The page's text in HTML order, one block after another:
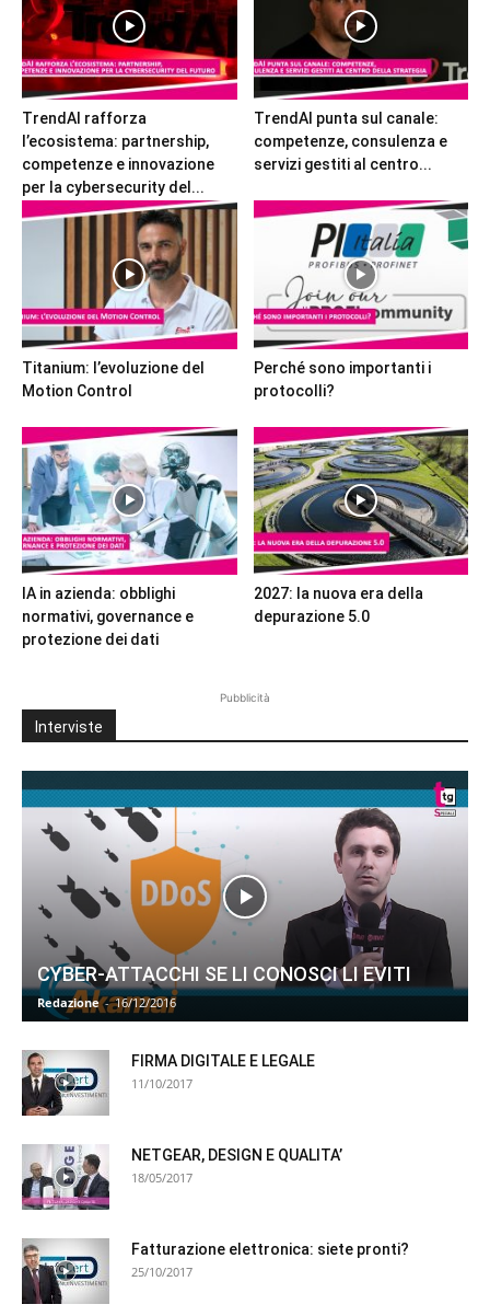
TrendAI rafforza
l’ecosistema: partnership,
competenze e innovazione
per la cybersecurity del...
TrendAI punta sul canale:
competenze, consulenza e
servizi gestiti al centro...
Titanium: l’evoluzione del
Motion Control
Perché sono importanti i
protocolli?
IA in azienda: obblighi
normativi, governance e
protezione dei dati
2027: la nuova era della
depurazione 5.0
Pubblicità
Interviste
CYBER-ATTACCHI SE LI CONOSCI LI EVITI
Redazione - 16/12/2016
FIRMA DIGITALE E LEGALE
11/10/2017
NETGEAR, DESIGN E QUALITA’
18/05/2017
Fatturazione elettronica: siete pronti?
25/10/2017